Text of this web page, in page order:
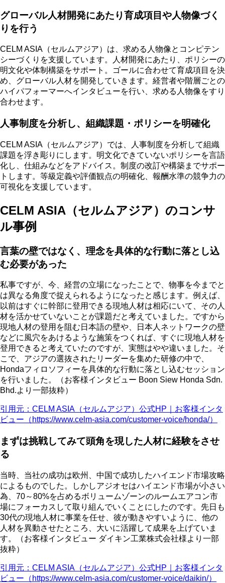
グローバル人材開発にあたり育成項目や人物像づく
りを行う
CELM ASIA（セルムアジア）は、求める人物像とコンピテン
シーづくりを支援しています。人材開発にあたり、ポリシーの
明文化や体制構築をサポート。ゴールに合わせて育成項目を決
め、グローバル人材を開発していきます。経営者や階層ごとの
ハイパフォーマーへインタビューを行い、求める人物像をすり
合わせます。
人事制度を分析し、組織課題・ポリシーを明確化
CELM ASIA（セルムアジア）では、人事制度を分析して組織
課題を浮き彫りにします。明文化できていないポリシーを言語
化し、仕組みなどをアドバイス。制度の改訂や構築までサポー
トします。等級定義や評価観点の明確化、報酬水準の競争力の
可視化を支援しています。
CELM ASIA（セルムアジア）のコンサ
ル事例
言葉の壁ではなく、理念を具体的な行動に落とし込
む必要があった
私事ですが、今、経営の立場になったことで、物事を今までと
は異なる角度で捉えられるようになったと感じます。例えば、
以前はすぐに幹部に登用できる現地人材は相応にいて、その人
材を活かせていないことが課題だと考えていました。ですから
現地人材の登用を阻む日本語の壁や、日本人ネットワークの壁
などに風穴をあけるような施策をつくれば、すぐに現地人材を
登用できると考えていたのですが、実態はやや違いました。そ
こで、アジアの選抜されたリーダーを集めた研修の中で、
Hondaフィロソフィーを具体的な行動に落とし込むセッション
を行いました。（お客様インタビュー Boon Siew Honda Sdn.
Bhd.より一部抜粋）
引用元：CELM ASIA（セルムアジア）公式HP｜お客様インタ
ビュー（https://www.celm-asia.com/customer-voice/honda/）
まずは挑戦してみて頭角を現した人材に経験をさせ
る
当時、当社の成功は欧州、中国で成功したハイエンド市場攻略
によるものでした。しかしアジオセはハイエンド市場が小さい
為、70～80%を占めるボリュームゾーンのルームエアコン市
場にフォーカスして取り組んでいくことにしたのです。先日も
30代の現地人材に事業を任せ、彼が動きやすいように、他の
人材を異動させたところ、大いに活躍して成果を上げていま
す。（お客様インタビュー ダイキン工業株式会社様より一部
抜粋）
引用元：CELM ASIA（セルムアジア）公式HP｜お客様インタ
ビュー（https://www.celm-asia.com/customer-voice/daikin/）